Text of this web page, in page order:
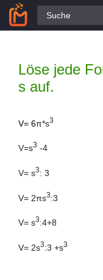
Alle Fragen
Löse jede
s auf.
V= 6π*s3
V=s3 -4
V= s3: 3
V= 2πs3:3
V= s3:4+8
V= 2s3:3 +s3